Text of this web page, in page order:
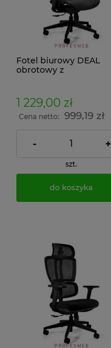
Fotel biurowy DEAL
obrotowy z
siedziska regulacja
podłokietników 3D i
zagłówka czarna siatka
1 229,00 zł
Cena netto: 999,19 zł
- +
szt.
do koszyka